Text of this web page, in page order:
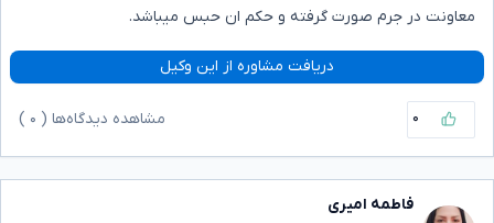
معاونت در جرم صورت گرفته و حکم ان حبس میباشد.
دریافت مشاوره از این وکیل
۰ مشاهده دیدگاه‌ها ( ۰
فاطمه امیری